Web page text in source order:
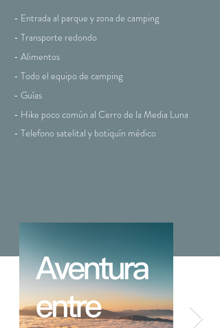
- Entrada al parque y zona de camping
- Transporte redondo
- Alimentos
- Todo el equipo de camping
- Guías
- Hike poco común al Cerro de la Media Luna
- Telefono satelital y botiquín médico